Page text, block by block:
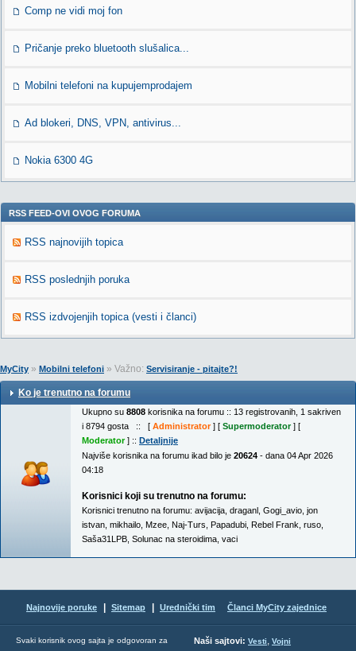
Comp ne vidi moj fon
Pričanje preko bluetooth slušalica...
Mobilni telefoni na kupujemprodajem
Ad blokeri, DNS, VPN, antivirus...
Nokia 6300 4G
RSS FEED-OVI OVOG FORUMA
RSS najnovijih topica
RSS poslednjih poruka
RSS izdvojenjih topica (vesti i članci)
MyCity » Mobilni telefoni » Važno: Servisiranje - pitajte?!
Ko je trenutno na forumu
Ukupno su 8808 korisnika na forumu :: 13 registrovanih, 1 sakriven
i 8794 gosta :: [ Administrator] [ Supermoderator] [
Moderator] :: Detaljnije
Najviše korisnika na forumu ikad bilo je 20624 - dana 04 Apr 2026
04:18
Korisnici koji su trenutno na forumu:
Korisnici trenutno na forumu: avijacija draganl Gogi_avio jon
istvan mikhailo Mzee Naj-Turs Papadubi Rebel Frank ruso
Saša31LPB Solunac na steroidima vaci
Najnovije poruke Sitemap Urednički tim Članci MyCity zajednice
Svaki korisnik ovog sajta je odgovoran za
Naši sajtovi: Vesti, Vojni